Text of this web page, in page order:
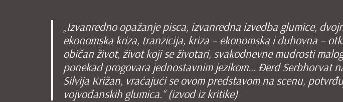
„Izvanredno opažanje pisca, izvanredna izvedba glumice,
ekonomska kriza, tranzicija, kriza – ekonomska i duhovna –
običan život, život koji se životari, svakodnevne mudrosti
ponekad progovara jednostavnim jezikom… Đerđ Serbhorvat
Silvija Križan, vraćajući se ovom predstavom na scenu,
vojvođanskih glumica.“ (izvod iz kritike)